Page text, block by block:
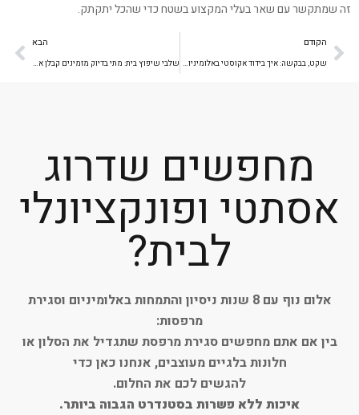
זה שמתקשר עם שאר בעלי המקצוע בשטח כדי שהכל יתקתק.
הקודם
שקט, בבקשה: איך בידוד אקוסטי באלומיניום משנה את איכות החיים בבית
הבא
שלבי שיפוץ בית: מתי בדיוק מזמינים קבלן אלומיניום כדי למנוע עיכובים?
מחפשים שדרוג
אסתטי ופונקציונלי
לבית?
אלום נוף עם 8 שנות ניסיון והתמחות באלומיניום וסגירת
מרפסות:
בין אם אתם מחפשים סגירת מרפסת שתגדיל את הסלון או
חלונות בלגיים מעוצבים, אנחנו כאן כדי
להגשים לכם את החלום.
איכות ללא פשרות בסטנדרט הגבוה ביותר.